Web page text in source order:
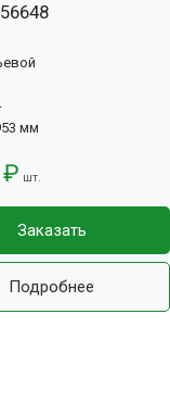
мм
₽ шт.
Заказать
Подробнее